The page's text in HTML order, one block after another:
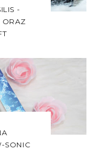
-
ORAZ
SONIC